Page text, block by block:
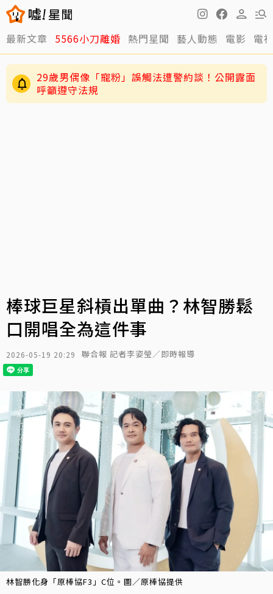
最新文章 5566小刀離婚 熱門星聞 藝人動態 電影 電
29歲男偶像「寵粉」誤觸法遭警約談！公開露面
呼籲遵守法規
棒球巨星斜槓出單曲？林智勝鬆
口開唱全為這件事
2026-05-19 20:29 聯合報 記者李姿瑩／即時報導
林智勝化身「原棒協F3」C位。圖／原棒協提供